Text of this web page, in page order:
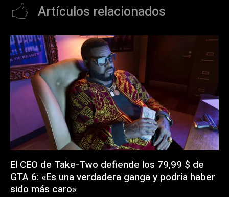
Artículos relacionados
El CEO de Take-Two defiende los 79,99 $ de
GTA 6: «Es una verdadera ganga y podría haber
sido más caro»